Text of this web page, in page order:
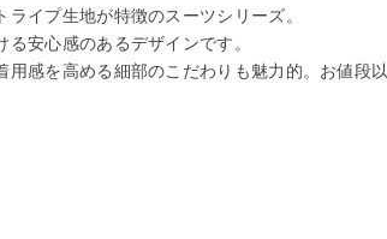
イプ生地が特徴のスーツシリーズ。
安心感のあるデザインです。
感を高める細部のこだわりも魅力的。お値段以